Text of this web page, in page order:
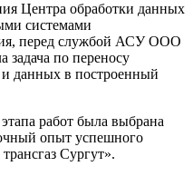
Центра обработки данных
системами
перед службой АСУ ООО
задача по переносу
данных в построенный
работ была выбрана
опыт успешного
Сургут».